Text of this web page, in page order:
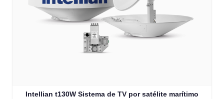
Intellian t130W Sistema de TV por satélite marítimo